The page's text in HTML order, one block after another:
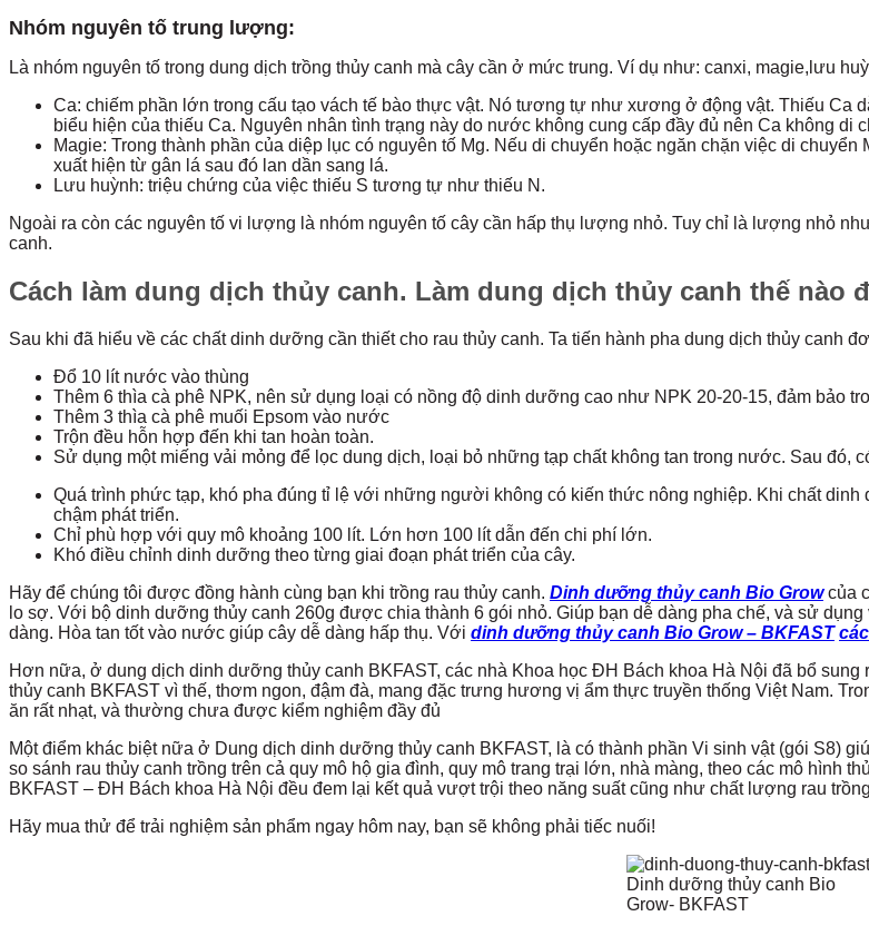
Nhóm nguyên tố trung lượng:
Là nhóm nguyên tố trong dung dịch trồng thủy canh mà cây cần ở mức trung. Ví dụ như: canxi, magie,lưu
Ca: chiếm phần lớn trong cấu tạo vách tế bào thực vật. Nó tương tự như xương ở động vật. Thiếu Ca
biểu hiện của thiếu Ca. Nguyên nhân tình trạng này do nước không cung cấp đầy đủ nên Ca không di
Magie: Trong thành phần của diệp lục có nguyên tố Mg. Nếu di chuyển hoặc ngăn chặn việc di
xuất hiện từ gân lá sau đó lan dần sang lá.
Lưu huỳnh: triệu chứng của việc thiếu S tương tự như thiếu N.
Ngoài ra còn các nguyên tố vi lượng là nhóm nguyên tố cây cần hấp thụ lượng nhỏ. Tuy chỉ là lượng nhỏ
canh.
Cách làm dung dịch thủy canh. Làm dung dịch thủy canh thế nào
Sau khi đã hiểu về các chất dinh dưỡng cần thiết cho rau thủy canh. Ta tiến hành pha dung dịch thủy canh
Đổ 10 lít nước vào thùng
Thêm 6 thìa cà phê NPK, nên sử dụng loại có nồng độ dinh dưỡng cao như NPK 20-20-15, đảm bảo
Thêm 3 thìa cà phê muối Epsom vào nước
Trộn đều hỗn hợp đến khi tan hoàn toàn.
Sử dụng một miếng vải mỏng để lọc dung dịch, loại bỏ những tạp chất không tan trong nước. Sau đó,
Quá trình phức tạp, khó pha đúng tỉ lệ với những người không có kiến thức nông nghiệp. Khi chất
chậm phát triển.
Chỉ phù hợp với quy mô khoảng 100 lít. Lớn hơn 100 lít dẫn đến chi phí lớn.
Khó điều chỉnh dinh dưỡng theo từng giai đoạn phát triển của cây.
Hãy để chúng tôi được đồng hành cùng bạn khi trồng rau thủy canh. Dinh dưỡng thủy canh Bio Growcủa
lo sợ. Với bộ dinh dưỡng thủy canh 260g được chia thành 6 gói nhỏ. Giúp bạn dễ dàng pha chế, và sử
dàng. Hòa tan tốt vào nước giúp cây dễ dàng hấp thụ. Với dinh dưỡng thủy canh Bio Grow – BKFAST
Hơn nữa, ở dung dịch dinh dưỡng thủy canh BKFAST, các nhà Khoa học ĐH Bách khoa Hà Nội đã bổ
thủy canh BKFAST vì thế, thơm ngon, đậm đà, mang đặc trưng hương vị ẩm thực truyền thống Việt Nam.
ăn rất nhạt, và thường chưa được kiểm nghiệm đầy đủ
Một điểm khác biệt nữa ở Dung dịch dinh dưỡng thủy canh BKFAST, là có thành phần Vi sinh vật (gói S8)
so sánh rau thủy canh trồng trên cả quy mô hộ gia đình, quy mô trang trại lớn, nhà màng, theo các mô hình
BKFAST – ĐH Bách khoa Hà Nội đều đem lại kết quả vượt trội theo năng suất cũng như chất lượng rau trồng
Hãy mua thử để trải nghiệm sản phẩm ngay hôm nay, bạn sẽ không phải tiếc nuối!
Dinh dưỡng thủy canh Bio
Grow- BKFAST